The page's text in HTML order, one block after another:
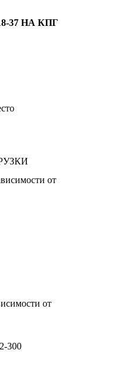
37 НА КПГ
от
от
300